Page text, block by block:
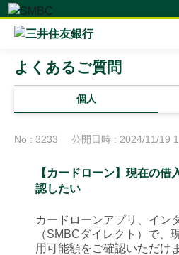
個人
よくあるご質問
No : 3233 公開日時 : 2024/11/19
【カードローン】現在の借
認したい
カードローンアプリ、イン
（SMBCダイレクト）で、
用可能額をご確認いただけ